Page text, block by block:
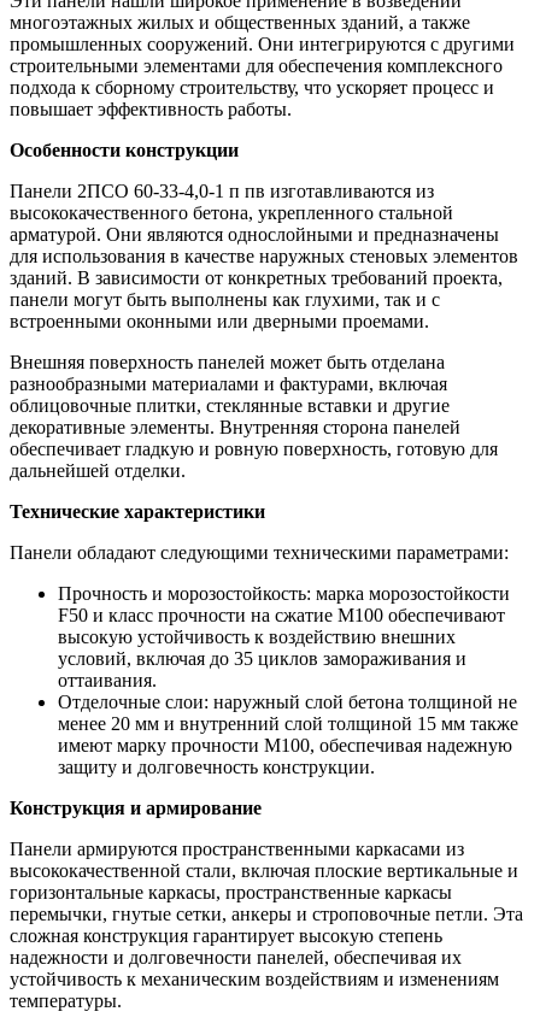
многоэтажных жилых и общественных зданий, а также
промышленных сооружений. Они интегрируются с другими
строительными элементами для обеспечения комплексного
подхода к сборному строительству, что ускоряет процесс и
повышает эффективность работы.
Особенности конструкции
Панели 2ПСО 60-33-4,0-1 п пв изготавливаются из
высококачественного бетона, укрепленного стальной
арматурой. Они являются однослойными и предназначены
для использования в качестве наружных стеновых элементов
зданий. В зависимости от конкретных требований проекта,
панели могут быть выполнены как глухими, так и с
встроенными оконными или дверными проемами.
Внешняя поверхность панелей может быть отделана
разнообразными материалами и фактурами, включая
облицовочные плитки, стеклянные вставки и другие
декоративные элементы. Внутренняя сторона панелей
обеспечивает гладкую и ровную поверхность, готовую для
дальнейшей отделки.
Технические характеристики
Панели обладают следующими техническими параметрами:
Прочность и морозостойкость: марка морозостойкости
F50 и класс прочности на сжатие М100 обеспечивают
высокую устойчивость к воздействию внешних
условий, включая до 35 циклов замораживания и
оттаивания.
Отделочные слои: наружный слой бетона толщиной не
менее 20 мм и внутренний слой толщиной 15 мм также
имеют марку прочности М100, обеспечивая надежную
защиту и долговечность конструкции.
Конструкция и армирование
Панели армируются пространственными каркасами из
высококачественной стали, включая плоские вертикальные и
горизонтальные каркасы, пространственные каркасы
перемычки, гнутые сетки, анкеры и строповочные петли. Эта
сложная конструкция гарантирует высокую степень
надежности и долговечности панелей, обеспечивая их
устойчивость к механическим воздействиям и изменениям
температуры.